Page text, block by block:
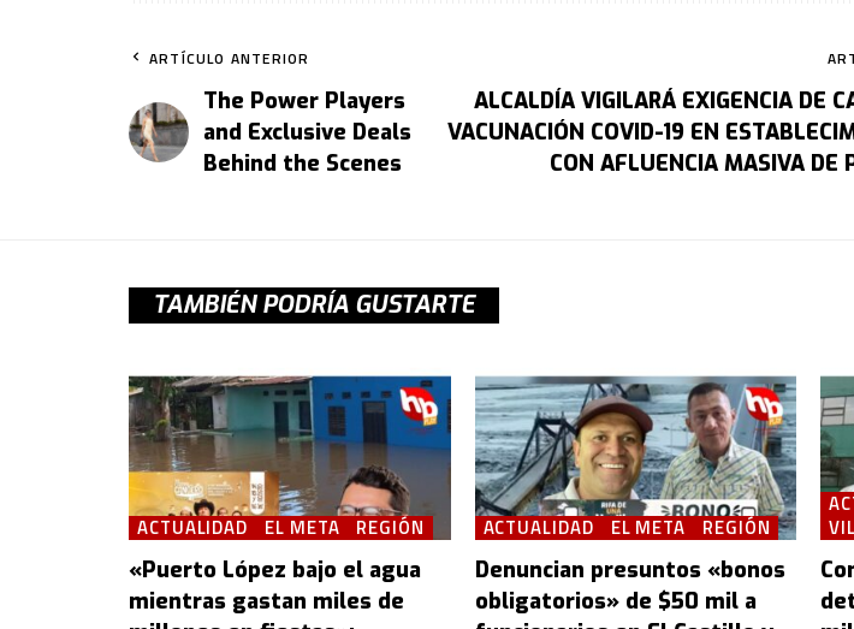
ARTÍCULO ANTERIOR
The Power Players
and Exclusive Deals
Behind the Scenes
ALCALDÍA VIGILARÁ EXIGENCIA DE
VACUNACIÓN COVID-19 EN
CON AFLUENCIA MASIVA DE
TAMBIÉN PODRÍA GUSTARTE
ACTUALIDAD EL META REGIÓN
«Puerto López bajo el agua
mientras gastan miles de
ACTUALIDAD EL META REGIÓN
Denuncian presuntos «bonos
obligatorios» de $50 mil a